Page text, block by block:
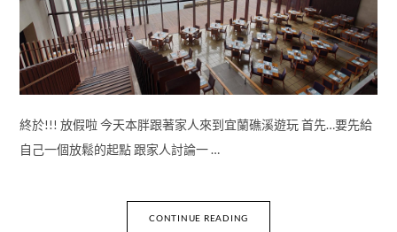
終於!!! 放假啦 今天本胖跟著家人來到宜蘭礁溪遊玩 首先…要先給
自己一個放鬆的起點 跟家人討論一 …
CONTINUE READING